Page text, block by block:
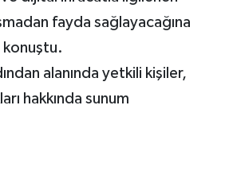
fayda sağlayacağına
konuştu.
alanında yetkili kişiler,
hakkında sunum